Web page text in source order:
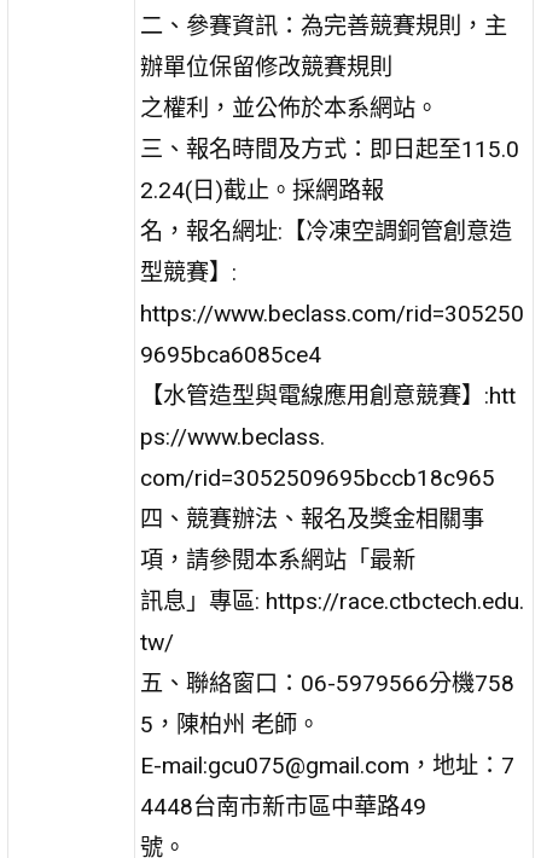
二、參賽資訊：為完善競賽規則，主
辦單位保留修改競賽規則
之權利，並公佈於本系網站。
三、報名時間及方式：即日起至115.0
2.24(日)截止。採網路報
名，報名網址:【冷凍空調銅管創意造
型競賽】:
https://www.beclass.com/rid=305250
9695bca6085ce4
【水管造型與電線應用創意競賽】:htt
ps://www.beclass.
com/rid=3052509695bccb18c965
四、競賽辦法、報名及獎金相關事
項，請參閱本系網站「最新
訊息」專區: https://race.ctbctech.edu.
tw/
五、聯絡窗口：06-5979566分機758
5，陳柏州 老師。
E-mail:gcu075@gmail.com，地址：7
4448台南市新市區中華路49
號。